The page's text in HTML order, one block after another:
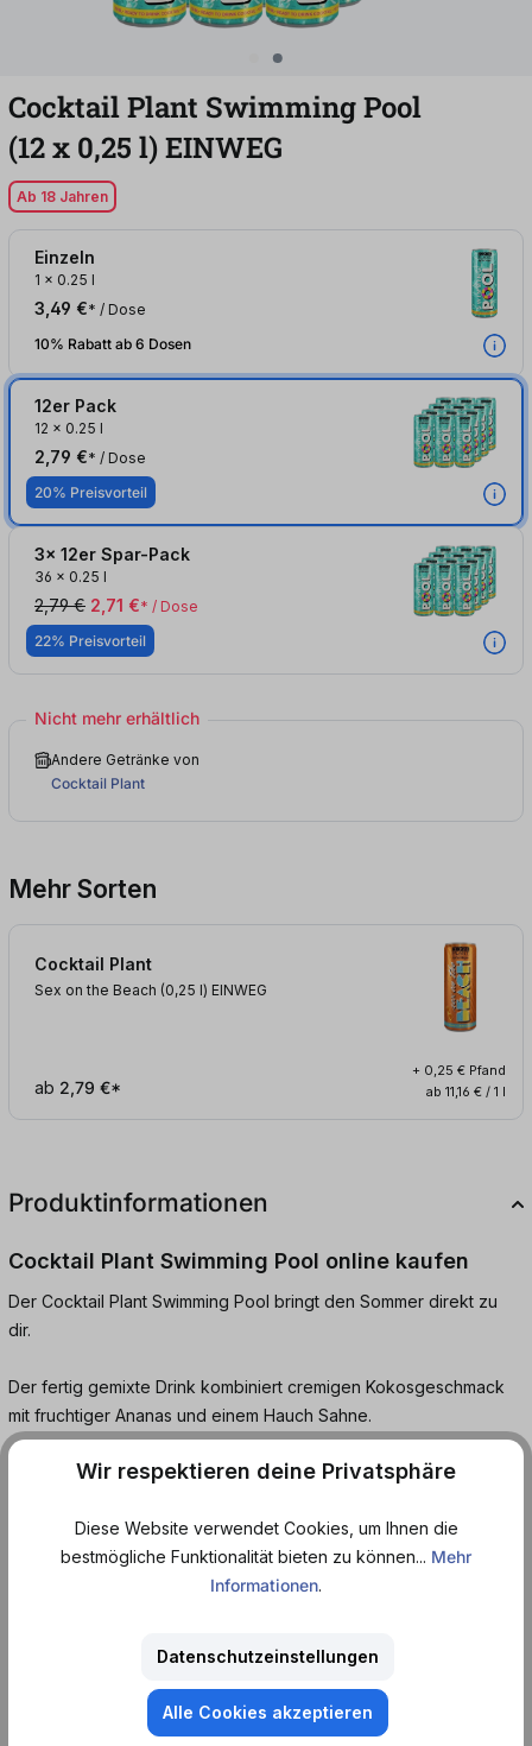
Cocktail Plant Swimming Pool
(12x 0,25 l)EINWEG
Ab 18 Jahren
Einzeln
1 x 0.25 l
3,49 €* / Dose
10% Rabatt ab 6 Dosen
12er Pack
12 x 0.25 l
2,79 €* / Dose
20% Preisvorteil
3x 12er Spar-Pack
36 x 0.25 l
2,79 € 2,71 €* / Dose
22% Preisvorteil
Nicht mehr erhältlich
Andere Getränke von
Cocktail Plant
Mehr Sorten
Cocktail Plant
Sex on the Beach (0,25 l) EINWEG
ab 2,79 €*
+ 0,25 € Pfand
ab 11,16 € / 1 l
Produktinformationen
Cocktail Plant Swimming Pool online kaufen
Der Cocktail Plant Swimming Pool bringt den Sommer direkt zu
dir.
Der fertig gemixte Drink kombiniert cremigen Kokosgeschmack
mit fruchtiger Ananas und einem Hauch Sahne.
Verfeinert mit feinem Wodka entsteht ein tropischer Cocktail, der
Einfach kaltstellen, öffnen und genießen, ganz ohne Shaker oder
und sorgt für echte Beachbar-Stimmung, egal wo du bist.
Ob bei der Sommerparty, am Pool oder gemütlich auf dem
Wir respektieren deine Privatsphäre
Diese Website verwendet Cookies, um Ihnen die
bestmögliche Funktionalität bieten zu können... Mehr
Informationen.
Datenschutzeinstellungen
Alle Cookies akzeptieren